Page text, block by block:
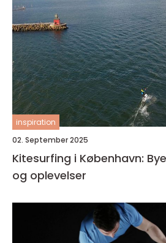
inspiration
02. September 2025
Kitesurfing i København:
og oplevelser